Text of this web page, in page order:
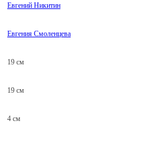
Евгений Никитин
Евгения Смоленцева
19 см
19 см
4 см